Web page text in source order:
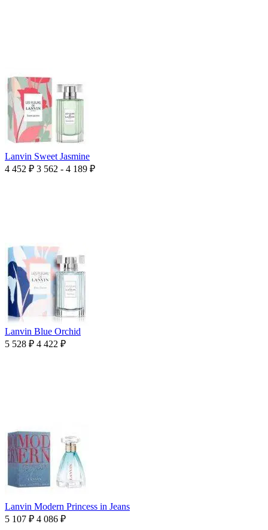
Lanvin Sweet Jasmine
4 452 ₽ 3 562 - 4 189 ₽
Lanvin Blue Orchid
5 528 ₽ 4 422 ₽
Lanvin Modern Princess in Jeans
5 107 ₽ 4 086 ₽